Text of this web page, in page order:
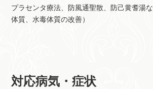
プラセンタ療法、防風通聖散、防己黄耆湯
体質、水毒体質の改善）
対応病気・症状